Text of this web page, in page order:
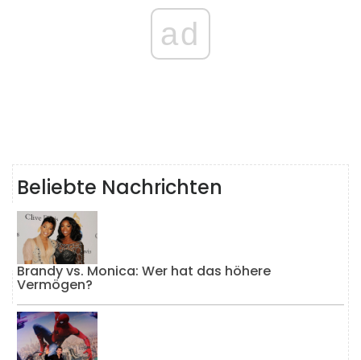
ad
Beliebte Nachrichten
Brandy vs. Monica: Wer hat das höhere
Vermögen?